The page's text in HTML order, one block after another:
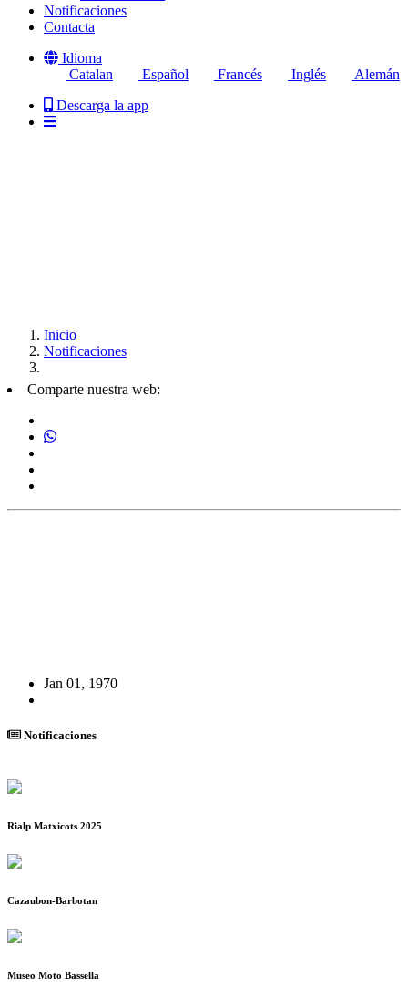
Notificaciones
Contacta
Idioma
Catalan
Español Francés Inglés
Alemán
Descarga la app
Inicio
Notificaciones
Comparte nuestra web:
Jan 01, 1970
Notificaciones
Rialp Matxicots 2025
Cazaubon-Barbotan
Museo Moto Bassella